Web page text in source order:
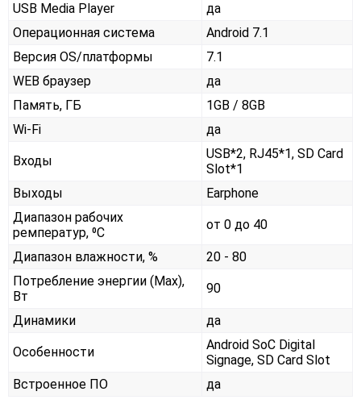
USB Media Player
да
Операционная система
Android 7.1
Версия OS/платформы
7.1
WEB браузер
да
Память, ГБ
1GB / 8GB
Wi-Fi
да
Входы
USB*2, RJ45*1, SD Card
Slot*1
Выходы
Earphone
Диапазон рабочих
ремператур, ⁰С
от 0 до 40
Диапазон влажности, %
20 - 80
Потребление энергии (Max),
Вт
90
Динамики да
Особенности
Android SoC Digital
Signage, SD Card Slot
Встроенное ПО
да